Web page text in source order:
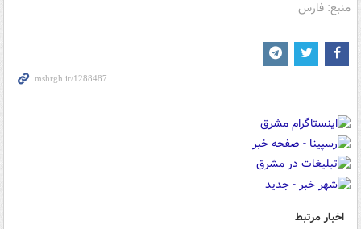
منبع: فارس
اخبار مرتبط